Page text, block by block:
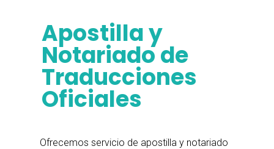
Apostilla y
Notariado de
Traducciones
Oficiales
Ofrecemos servicio de apostilla y notariado